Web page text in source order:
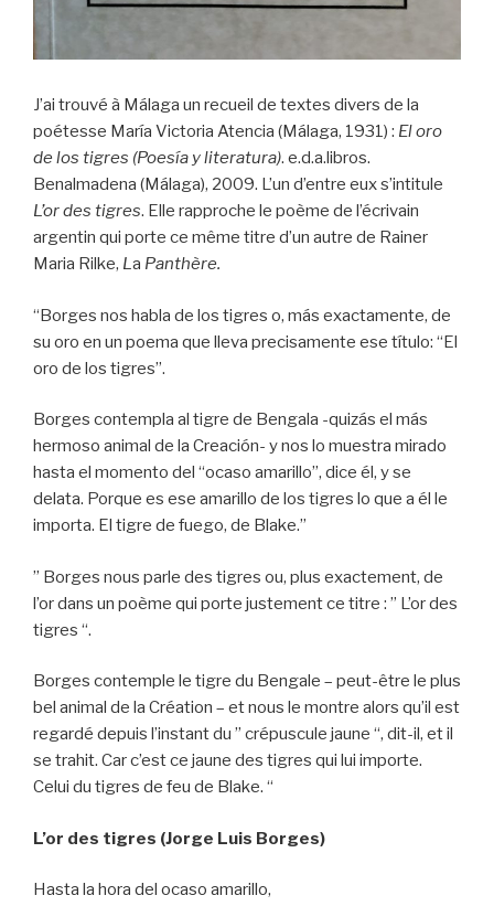
J’ai trouvé à Málaga un recueil de textes divers de la
poétesse María Victoria Atencia (Málaga, 1931) : El oro
de los tigres (Poesía y literatura). e.d.a.libros.
Benalmadena (Málaga), 2009. L’un d’entre eux s’intitule
L’or des tigres. Elle rapproche le poème de l’écrivain
argentin qui porte ce même titre d’un autre de Rainer
Maria Rilke, La Panthère.
“Borges nos habla de los tigres o, más exactamente, de
su oro en un poema que lleva precisamente ese título: “El
oro de los tigres”.
Borges contempla al tigre de Bengala -quizás el más
hermoso animal de la Creación- y nos lo muestra mirado
hasta el momento del “ocaso amarillo”, dice él, y se
delata. Porque es ese amarillo de los tigres lo que a él le
importa. El tigre de fuego, de Blake.”
” Borges nous parle des tigres ou, plus exactement, de
l’or dans un poème qui porte justement ce titre : ” L’or des
tigres “.
Borges contemple le tigre du Bengale – peut-être le plus
bel animal de la Création – et nous le montre alors qu’il est
regardé depuis l’instant du ” crépuscule jaune “, dit-il, et il
se trahit. Car c’est ce jaune des tigres qui lui importe.
Celui du tigres de feu de Blake. “
L’or des tigres (Jorge Luis Borges)
Hasta la hora del ocaso amarillo,